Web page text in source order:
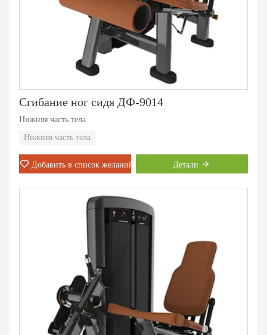
Сгибание ног сидя ДФ-9014
Нижняя часть тела
Нижняя часть тела
Добавить в список желаний Детали